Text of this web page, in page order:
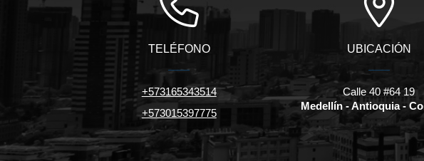
TELÉFONO
+573165343514
+573015397775
UBICACIÓN
Calle 40 #64 19
Medellín - Antioquia -